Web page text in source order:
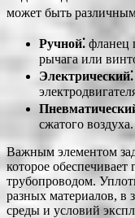
может быть
Ручной⁚ фланец
рычага или
Электрический⁚
сжатого воздуха.
Важным элементом
которое
трубопроводом.
разных материалов, в
среды и условий